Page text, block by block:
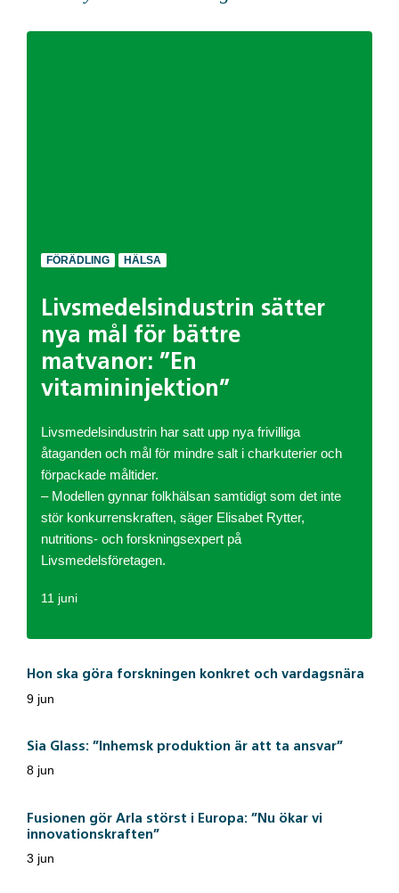
FÖRÄDLING HÄLSA
Livsmedelsindustrin sätter
nya mål för bättre
matvanor: ”En
vitamininjektion”
Livsmedelsindustrin har satt upp nya frivilliga
åtaganden och mål för mindre salt i charkuterier och
förpackade måltider.
– Modellen gynnar folkhälsan samtidigt som det inte
stör konkurrenskraften, säger Elisabet Rytter,
nutritions- och forskningsexpert på
Livsmedelsföretagen.
11 juni
Hon ska göra forskningen konkret och vardagsnära
9 jun
Sia Glass: ”Inhemsk produktion är att ta ansvar”
8 jun
Fusionen gör Arla störst i Europa: ”Nu ökar vi
innovationskraften”
3 jun